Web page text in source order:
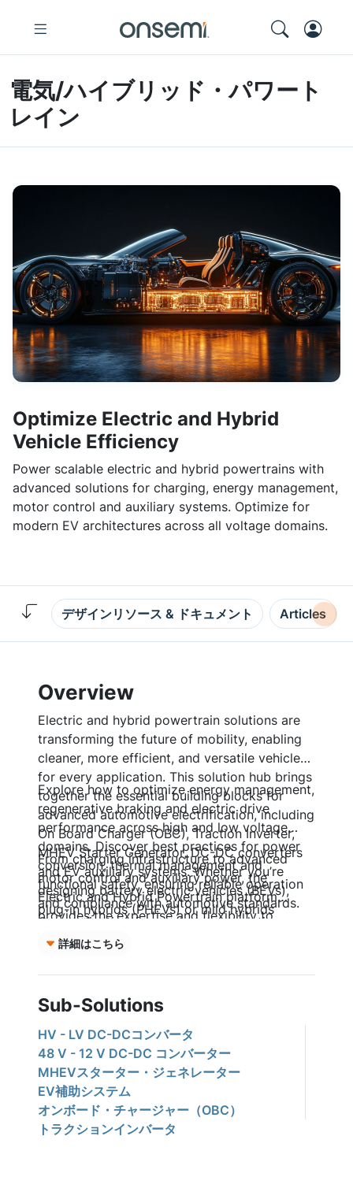
電気/ハイブリッド・パワート
レイン
Optimize Electric and Hybrid
Vehicle Efficiency
Power scalable electric and hybrid powertrains with
advanced solutions for charging, energy management,
motor control and auxiliary systems. Optimize for
modern EV architectures across all voltage domains.
デザインリソース & ドキュメント Articles
Overview
Electric and hybrid powertrain solutions are
transforming the future of mobility, enabling
cleaner, more efficient, and versatile vehicles
for every application. This solution hub brings
together the essential building blocks for
advanced automotive electrification, including
On Board Charger (OBC), Traction Inverter,
MHEV Starter Generator, DC-DC converters
and EV auxiliary systems. Whether you’re
designing battery electric vehicles (BEVs),
plug-in hybrids (PHEVs) or mild hybrids
power architectures and seamless system
Explore how to optimize energy management,
regenerative braking and electric drive
performance across high and low voltage
domains. Discover best practices for power
conversion, thermal management and
functional safety, ensuring reliable operation
and compliance with automotive standards.
Our application-focused system solution
guides, interactive block diagrams and self-
simulate and validate robust electric
powertrain solutions tailored to evolving
market needs.
From charging infrastructure to advanced
motor control and auxiliary power, the
Electric and Hybrid Powertrain platform
provides the expertise and flexibility to
accelerate innovation in sustainable
transportation. Build the next generation of
vehicles with confidence, leveraging proven
electrification.
詳細はこちら
Sub-Solutions
HV - LV DC-DCコンバータ
48 V - 12 V DC-DC コンバーター
MHEVスターター・ジェネレーター
EV補助システム
オンボード・チャージャー（OBC）
トラクションインバータ